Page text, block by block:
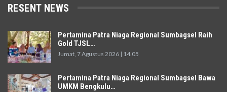
RESENT NEWS
Pertamina Patra Niaga Regional Sumbagsel Raih
Gold TJSL…
Jumat, 7 Agustus 2026 | 14.05
Pertamina Patra Niaga Regional Sumbagsel Bawa
UMKM Bengkulu…